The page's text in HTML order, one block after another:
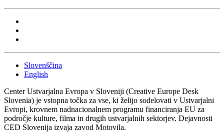
Slovenščina
English
Center Ustvarjalna Evropa v Sloveniji (Creative Europe Desk
Slovenia) je vstopna točka za vse, ki želijo sodelovati v Ustvarjalni
Evropi, krovnem nadnacionalnem programu financiranja EU za
področje kulture, filma in drugih ustvarjalnih sektorjev. Dejavnosti
CED Slovenija izvaja zavod Motovila.